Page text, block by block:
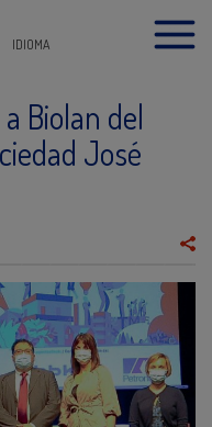
IDIOMA
Biolan del
José